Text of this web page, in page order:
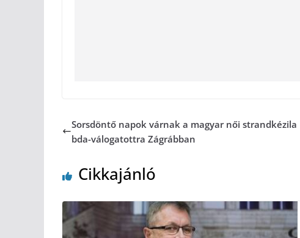
Sorsdöntő napok várnak a magyar női strandkézila
bda-válogatottra Zágrábban
Cikkajánló